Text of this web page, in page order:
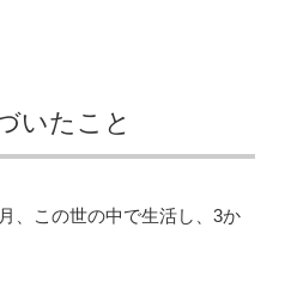
いたこと
、この世の中で生活し、3か